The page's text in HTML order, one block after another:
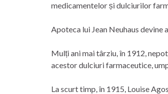
medicamentelor și dulciurilor
Apoteca lui Jean Neuhaus
Mulți ani mai târziu, în 1912,
acestor dulciuri farmaceutice,
La scurt timp, în 1915, Louise